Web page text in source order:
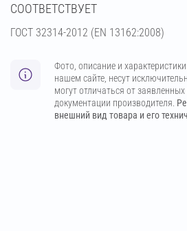
СООТВЕТСТВУЕТ
ГОСТ 32314-2012 (ЕN 13162:2008)
Фото, описание и
нашем сайте, несут
могут отличаться от заявленных
документации производителя.
внешний вид товара и его